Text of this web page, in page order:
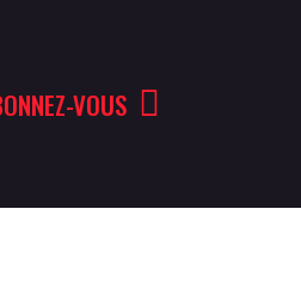
VOUS